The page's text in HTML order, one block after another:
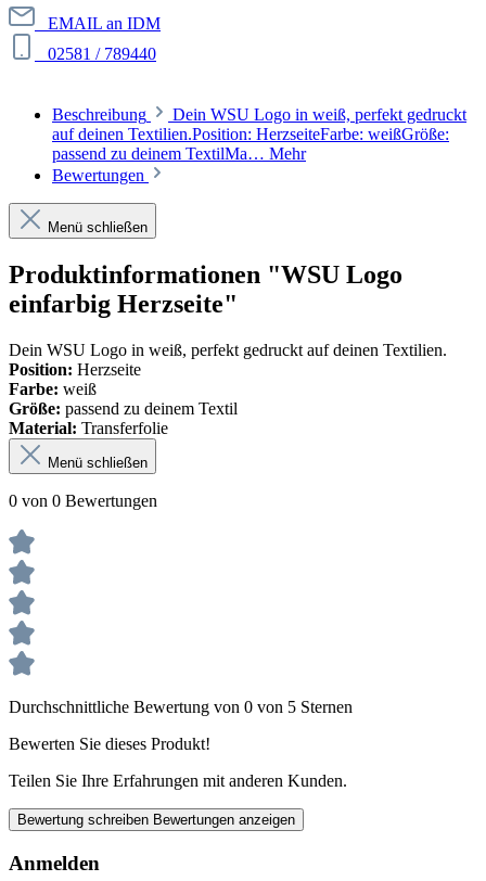
EMAIL an IDM
02581 / 789440
Beschreibung
Dein WSU Logo in weiß, perfekt gedruckt
auf deinen Textilien.Position: HerzseiteFarbe: weißGröße:
passend zu deinem TextilMa… Mehr
Bewertungen
Menü schließen
Produktinformationen "WSU Logo
einfarbig Herzseite"
Dein WSU Logo in weiß, perfekt gedruckt auf deinen Textilien.
Position: Herzseite
Farbe: weiß
Größe: passend zu deinem Textil
Material: Transferfolie
Menü schließen
0 von 0 Bewertungen
Durchschnittliche Bewertung von 0 von 5 Sternen
Bewerten Sie dieses Produkt!
Teilen Sie Ihre Erfahrungen mit anderen Kunden.
Bewertung schreiben Bewertungen anzeigen
Anmelden